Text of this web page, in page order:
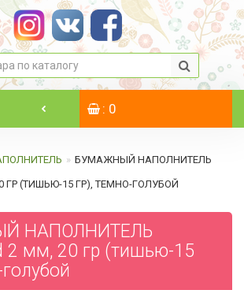
: 0
БУМАЖНЫЙ НАПОЛНИТЕЛЬ
ГР (ТИШЬЮ-15 ГР), ТЕМНО-ГОЛУБОЙ
НАПОЛНИТЕЛЬ
2 мм, 20 гр (тишью-15